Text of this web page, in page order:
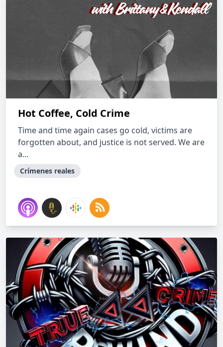
Hot Coffee, Cold Crime
Time and time again cases go cold, victims are
forgotten about, and justice is not served. We are
a...
Crímenes reales